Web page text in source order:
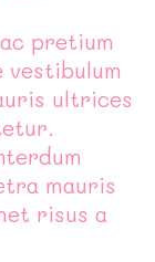
pretium
vestibulum
ultrices
mauris
risus a